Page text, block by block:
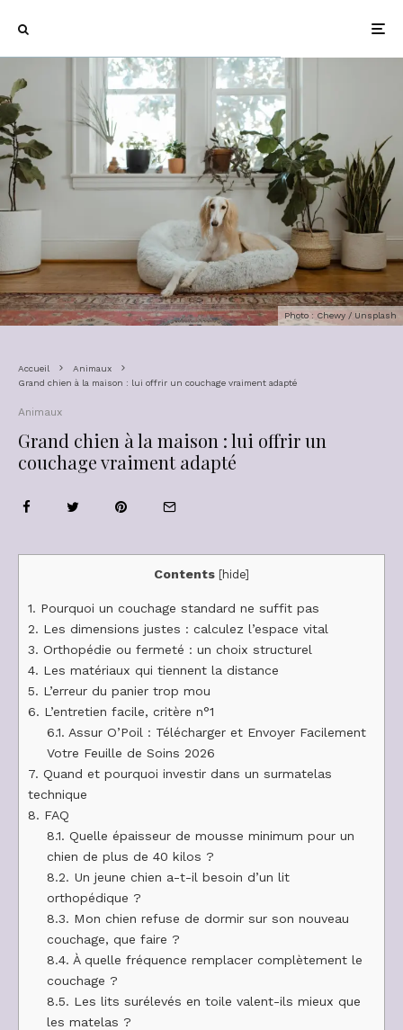
Photo : Chewy / Unsplash
Accueil
Animaux
Grand chien à la maison : lui offrir un couchage vraiment adapté
Animaux
Grand chien à la maison : lui offrir un
couchage vraiment adapté
Contents [hide]
1. Pourquoi un couchage standard ne suffit pas
2. Les dimensions justes : calculez l’espace vital
3. Orthopédie ou fermeté : un choix structurel
4. Les matériaux qui tiennent la distance
5. L’erreur du panier trop mou
6. L’entretien facile, critère n°1
6.1. Assur O’Poil : Télécharger et Envoyer Facilement
Votre Feuille de Soins 2026
7. Quand et pourquoi investir dans un surmatelas
technique
8. FAQ
8.1. Quelle épaisseur de mousse minimum pour un
chien de plus de 40 kilos ?
8.2. Un jeune chien a-t-il besoin d’un lit
orthopédique ?
8.3. Mon chien refuse de dormir sur son nouveau
couchage, que faire ?
8.4. À quelle fréquence remplacer complètement le
couchage ?
8.5. Les lits surélevés en toile valent-ils mieux que
les matelas ?